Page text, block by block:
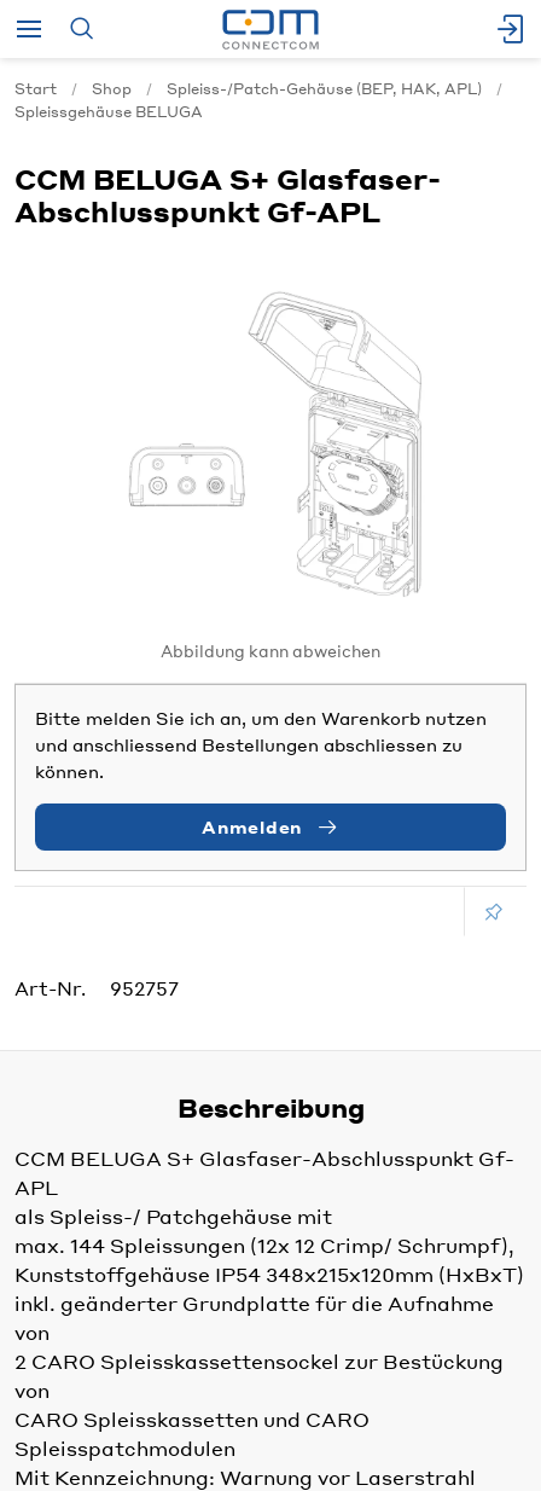
Start Shop
Spleiss-/Patch-Gehäuse (BEP, HAK, APL)
Spleissgehäuse BELUGA
CCM BELUGA S+ Glasfaser-
Abschlusspunkt Gf-APL
Abbildung kann abweichen
Bitte melden Sie ich an, um den Warenkorb nutzen
und anschliessend Bestellungen abschliessen zu
können.
Anmelden
Art-Nr. 952757
Beschreibung
CCM BELUGA S+ Glasfaser-Abschlusspunkt Gf-
APL
als Spleiss-/ Patchgehäuse mit
max. 144 Spleissungen (12x 12 Crimp/ Schrumpf),
Kunststoffgehäuse IP54 348x215x120mm (HxBxT)
inkl. geänderter Grundplatte für die Aufnahme
von
2 CARO Spleisskassettensockel zur Bestückung
von
CARO Spleisskassetten und CARO
Spleisspatchmodulen
Mit Kennzeichnung: Warnung vor Laserstrahl